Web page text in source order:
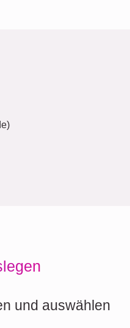
und auswählen